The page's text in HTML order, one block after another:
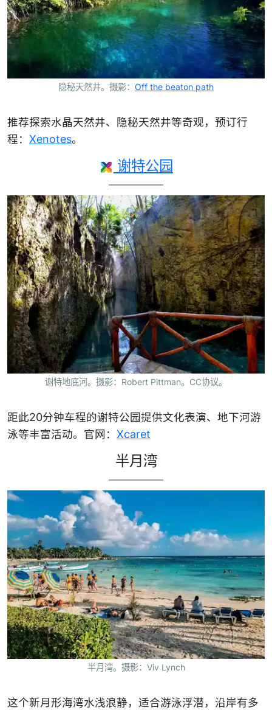
隐秘天然井。摄影： Off the beaton path
推荐探索水晶天然井、隐秘天然井等奇观，预订行
程： Xenotes。
谢特公园
谢特地底河。摄影：Robert Pittman。CC协议。
距此20分钟车程的谢特公园提供文化表演、地下河游
泳等丰富活动。官网： Xcaret
半月湾
半月湾。摄影：Viv Lynch
这个新月形海湾水浅浪静，适合游泳浮潜，沿岸有多